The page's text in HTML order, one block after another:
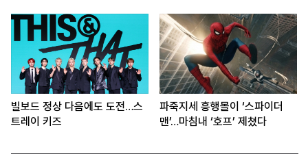
빌보드 정상 다음에도 도전…스
트레이 키즈
파죽지세 흥행몰이 ‘스파이더
맨’…마침내 ‘호프’ 제쳤다